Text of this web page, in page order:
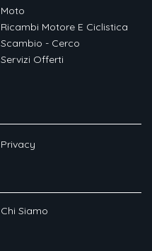
Moto
Ricambi Motore E Ciclistica
Scambio - Cerco
Servizi Offerti
Privacy
Chi Siamo